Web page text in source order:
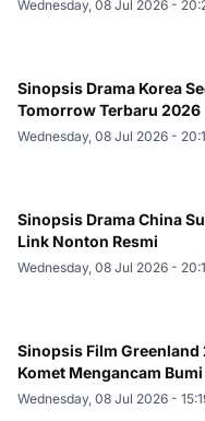
Wednesday, 08 Jul 2026 -
Sinopsis Drama Korea
Tomorrow Terbaru 2026
Wednesday, 08 Jul 2026 -
Sinopsis Drama China
Link Nonton Resmi
Wednesday, 08 Jul 2026 -
Sinopsis Film Greenland
Komet Mengancam Bumi
Wednesday, 08 Jul 2026 -